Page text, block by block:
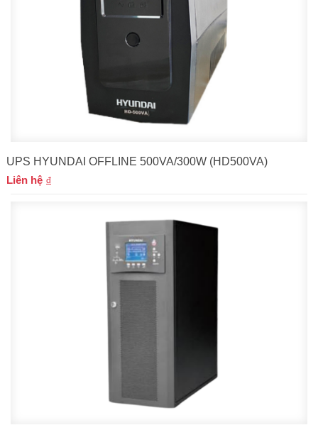
UPS HYUNDAI OFFLINE 500VA/300W (HD500VA)
Liên hệ